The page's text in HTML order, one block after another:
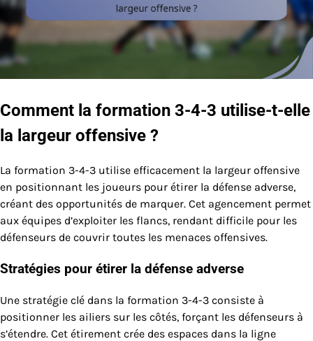
Comment la formation 3-4-3 utilise-t-elle
la largeur offensive ?
La formation 3-4-3 utilise efficacement la largeur offensive
en positionnant les joueurs pour étirer la défense adverse,
créant des opportunités de marquer. Cet agencement permet
aux équipes d’exploiter les flancs, rendant difficile pour les
défenseurs de couvrir toutes les menaces offensives.
Stratégies pour étirer la défense adverse
Une stratégie clé dans la formation 3-4-3 consiste à
positionner les ailiers sur les côtés, forçant les défenseurs à
s’étendre. Cet étirement crée des espaces dans la ligne